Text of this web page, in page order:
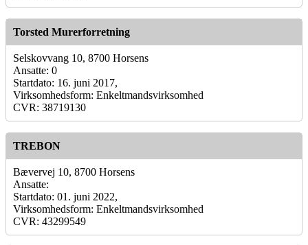
Torsted Murerforretning
Selskovvang 10, 8700 Horsens
Ansatte: 0
Startdato: 16. juni 2017,
Virksomhedsform: Enkeltmandsvirksomhed
CVR: 38719130
TREBON
Bævervej 10, 8700 Horsens
Ansatte:
Startdato: 01. juni 2022,
Virksomhedsform: Enkeltmandsvirksomhed
CVR: 43299549